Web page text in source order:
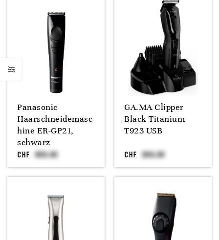
Panasonic
Haarschneidemasc
hine ER-GP21,
schwarz
CHF
GA.MA Clipper
Black Titanium
T923 USB
CHF